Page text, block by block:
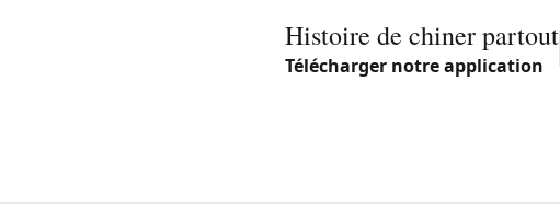
Histoire de chiner partout
Télécharger notre application